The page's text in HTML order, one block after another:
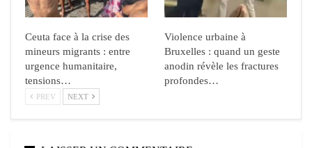
Ceuta face à la crise des
mineurs migrants : entre
urgence humanitaire,
tensions…
Violence urbaine à
Bruxelles : quand un geste
anodin révèle les fractures
profondes…
PREV NEXT